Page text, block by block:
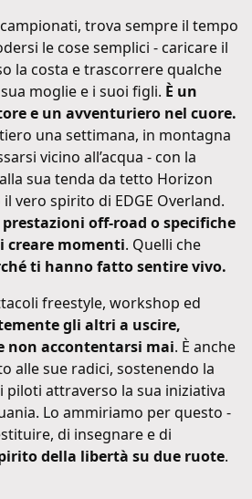
trova sempre il tempo
le cose semplici - caricare il
la costa e trascorrere qualche
moglie e i suoi figli. È un
e un avventuriero nel cuore.
una settimana, in montagna
vicino all’acqua - con la
sua tenda da tetto Horizon
vero spirito di EDGE Overland.
off-road o specifiche
creare momenti. Quelli che
ti hanno fatto sentire vivo.
freestyle, workshop ed
gli altri a uscire,
non accontentarsi mai. È anche
alle sue radici, sostenendo la
piloti attraverso la sua iniziativa
Lo ammiriamo per questo -
di insegnare e di
della libertà su due ruote.